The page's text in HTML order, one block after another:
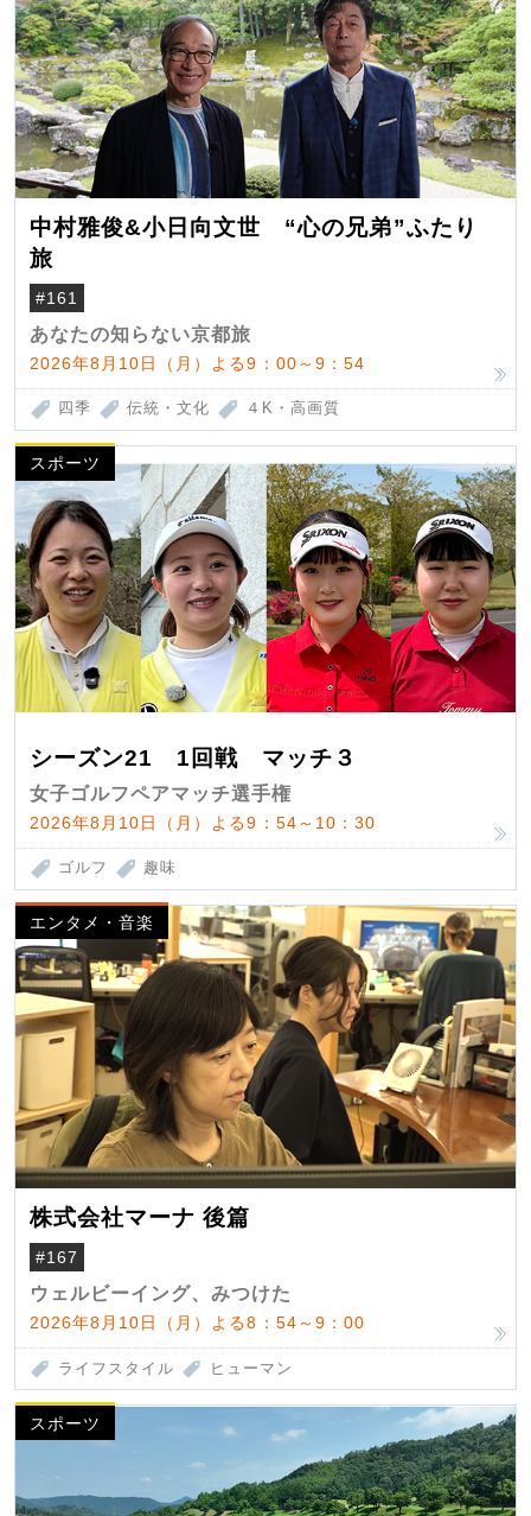
中村雅俊&小日向文世 “心の兄弟”ふたり
旅
#161
あなたの知らない京都旅
2026年8月10日（月）よる9：00～9：54
四季 伝統・文化 ４K・高画質
スポーツ
シーズン21 1回戦 マッチ３
女子ゴルフペアマッチ選手権
2026年8月10日（月）よる9：54～10：30
ゴルフ 趣味
エンタメ・音楽
株式会社マーナ 後篇
#167
ウェルビーイング、みつけた
2026年8月10日（月）よる8：54～9：00
ライフスタイル ヒューマン
スポーツ